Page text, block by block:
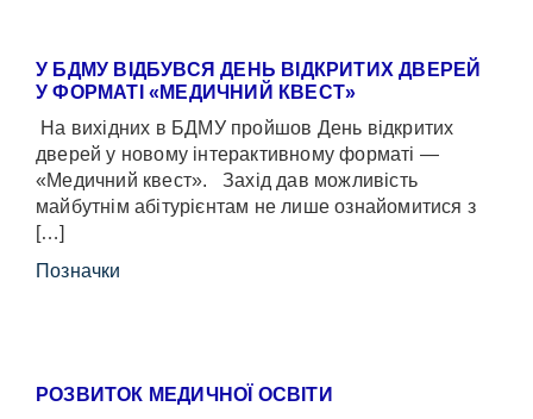
У БДМУ ВІДБУВСЯ ДЕНЬ ВІДКРИТИХ ДВЕРЕЙ
У ФОРМАТІ «МЕДИЧНИЙ КВЕСТ»
На вихідних в БДМУ пройшов День відкритих
дверей у новому інтерактивному форматі —
«Медичний квест». Захід дав можливість
майбутнім абітурієнтам не лише ознайомитися з
[…]
Позначки
РОЗВИТОК МЕДИЧНОЇ ОСВІТИ